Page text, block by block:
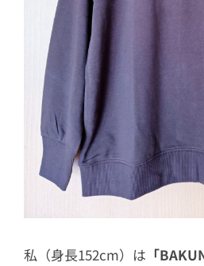
私（身長152cm）は 「